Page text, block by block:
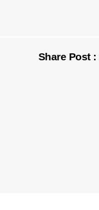
Share Post :